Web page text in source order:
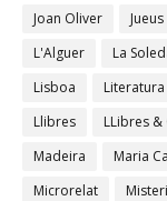
Joan Oliver
Jueus
L'Alguer
La
Lisboa
Literatura
Llibres
LLibres
Madeira
Maria
Microrelat
Misteri